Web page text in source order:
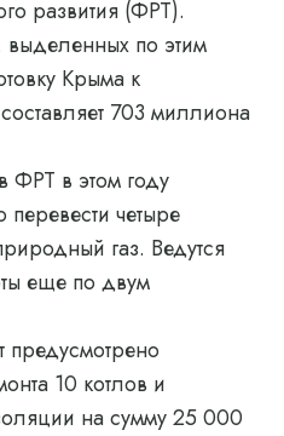
развития (ФРТ).
по этим
Крыма к
703 миллиона
ФРТ в этом году
четыре
газ. Ведутся
еще по двум
предусмотрено
10 котлов и
на сумму 25 000